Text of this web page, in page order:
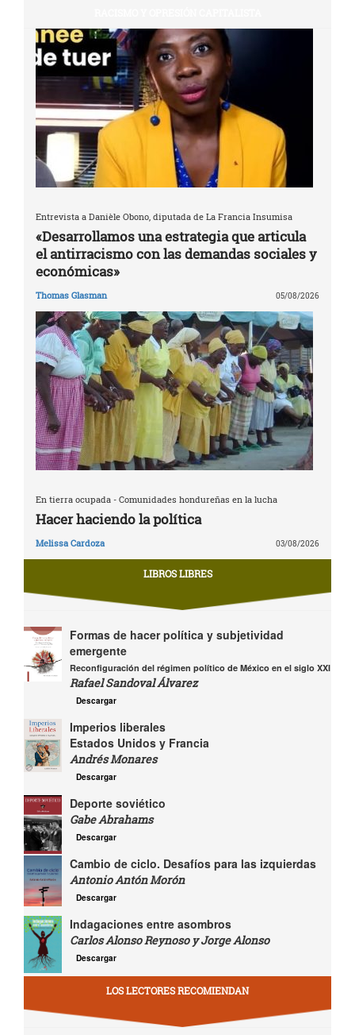
Entrevista a Danièle Obono, diputada de La Francia Insumisa
«Desarrollamos una estrategia que articula
el antirracismo con las demandas sociales y
económicas»
Thomas Glasman 05/08/2026
En tierra ocupada - Comunidades hondureñas en la lucha
Hacer haciendo la política
Melissa Cardoza 03/08/2026
LIBROS LIBRES
Formas de hacer política y subjetividad
emergente
Reconfiguración del régimen político de México en el siglo XXI
Rafael Sandoval Álvarez
Descargar
Imperios liberales
Estados Unidos y Francia
Andrés Monares
Descargar
Deporte soviético
Gabe Abrahams
Descargar
Cambio de ciclo. Desafíos para las izquierdas
Antonio Antón Morón
Descargar
Indagaciones entre asombros
Carlos Alonso Reynoso y Jorge Alonso
Descargar
LOS LECTORES RECOMIENDAN